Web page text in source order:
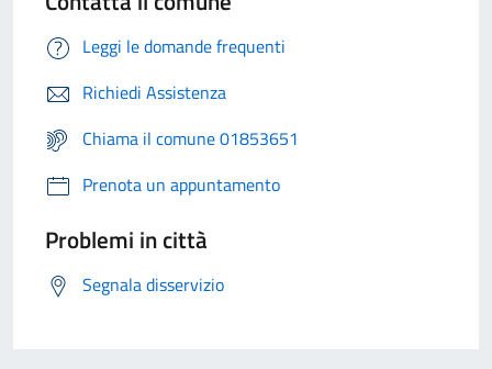
Leggi le domande frequenti
Richiedi Assistenza
Chiama il comune 01853651
Prenota un appuntamento
Problemi in città
Segnala disservizio